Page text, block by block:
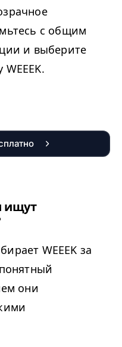
с общим
и выберите
WEEEK.
ищут
WEEEK за
они